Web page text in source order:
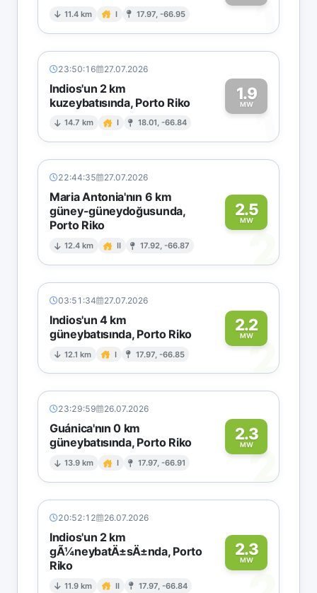
11.4 km I 17.97, -66.95 1
23:50:16 27.07.2026
Indios'un 2 km
kuzeybatısında, Porto Riko
14.7 km I 18.01, -66.84
1.9
MW1
22:44:35 27.07.2026
Maria Antonia'nın 6 km
güney-güneydoğusunda,
Porto Riko
12.4 km II 17.92, -66.87
2.5
MW
2
03:51:34 27.07.2026
Indios'un 4 km
güneybatısında, Porto Riko
12.1 km I 17.97, -66.85
2.2
MW2
23:29:59 26.07.2026
Guánica'nın 0 km
güneybatısında, Porto Riko
13.9 km I 17.97, -66.91
2.3
MW2
20:52:12 26.07.2026
Indios'un 2 km
gÃ¼neybatÄ±sÄ±nda, Porto
Riko
11.9 km II 17.97, -66.84
2.3
MW